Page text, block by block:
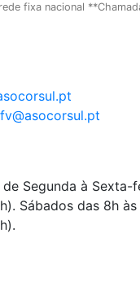
fixa nacional
de Segunda à Sexta-
Sábados das 8h